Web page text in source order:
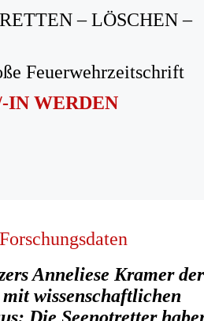
– LÖSCHEN –
Feuerwehrzeitschrift
IN WERDEN
Anneliese Kramer der
wissenschaftlichen
Die Seenotretter